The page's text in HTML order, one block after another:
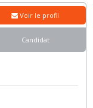
Voir le profil
Candidat